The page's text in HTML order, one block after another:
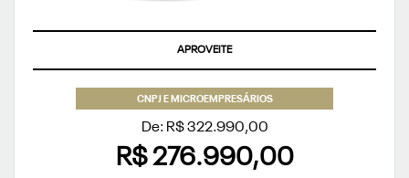
APROVEITE
CNPJ E MICROEMPRESÁRIOS
De: R$ 322.990,00
R$ 276.990,00